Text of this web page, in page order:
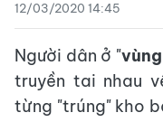
12/03/2020 14:45
Người dân ở "
truyền tai nhau
từng "trúng" kho